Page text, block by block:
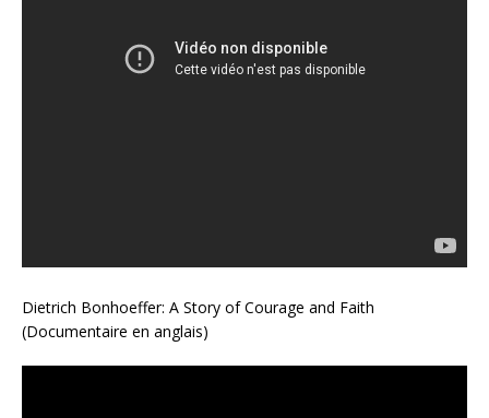
Dietrich Bonhoeffer: A Story of Courage and Faith
(Documentaire en anglais)